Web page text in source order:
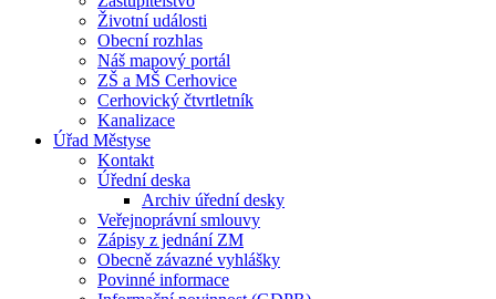
Životní události
Obecní rozhlas
Náš mapový portál
ZŠ a MŠ Cerhovice
Cerhovický čtvrtletník
Kanalizace
Úřad Městyse
Kontakt
Úřední deska
Archiv úřední desky
Veřejnoprávní smlouvy
Zápisy z jednání ZM
Obecně závazné vyhlášky
Povinné informace